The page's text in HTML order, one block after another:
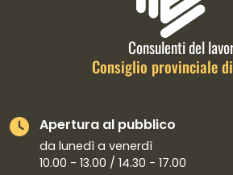
Consulenti del
Consiglio provinciale
Apertura al pubblico
da lunedì a venerdì
10.00 - 13.00 / 14.30 - 17.00